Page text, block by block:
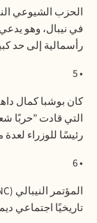
الحزب الشيوعي
في نيبال، وهو يدعي
رأسماليةإلى حد
• 5
كان بوشباكمال
التي قادت”حربًا
رئيسًا للوزراء لعدة
• 6
المؤتمر النيبالي (NC)
تاريخيًا اجتماعي